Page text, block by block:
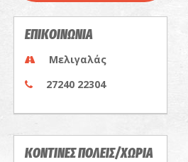
ΕΠΙΚΟΙΝΩΝΙΑ
Μελιγαλάς
27240 22304
ΚΟΝΤΙΝΕΣ ΠΟΛΕΙΣ/ΧΩΡΙΑ